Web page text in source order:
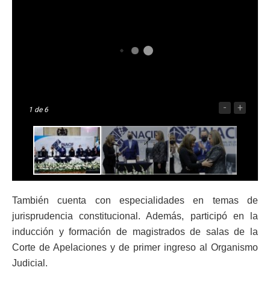
1 de 6 - +
También cuenta con especialidades en temas de
jurisprudencia constitucional. Además, participó en la
inducción y formación de magistrados de salas de la
Corte de Apelaciones y de primer ingreso al Organismo
Judicial.